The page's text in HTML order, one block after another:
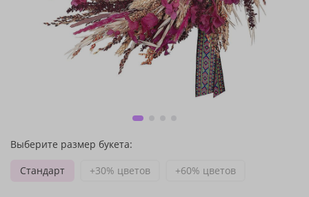
Выберите размер букета:
Стандарт
+30% цветов +60% цветов